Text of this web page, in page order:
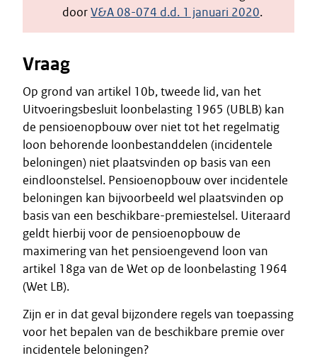
doorV&A 08-074 d.d. 1 januari 2020.
Vraag
Op grond van artikel 10b, tweede lid, van het
Uitvoeringsbesluit loonbelasting 1965 (UBLB) kan
de pensioenopbouw over niet tot het regelmatig
loon behorende loonbestanddelen (incidentele
beloningen) niet plaatsvinden op basis van een
eindloonstelsel. Pensioenopbouw over incidentele
beloningen kan bijvoorbeeld wel plaatsvinden op
basis van een beschikbare-premiestelsel. Uiteraard
geldt hierbij voor de pensioenopbouw de
maximering van het pensioengevend loon van
artikel 18ga van de Wet op de loonbelasting 1964
(Wet LB).
Zijn er in dat geval bijzondere regels van toepassing
voor het bepalen van de beschikbare premie over
incidentele beloningen?